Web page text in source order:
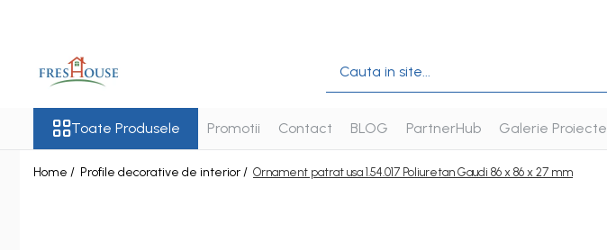
Toate Produsele
Ancadramente Fereastra
Solbancuri Fereastra
Brâuri de exterior
Toate Produsele Promotii Contact BLOG PartnerHub Galerie Proiecte
Home / Profile decorative de interior / Ornament patrat usa 1.54.017 Poliuretan Gaudi 86 x 86 x 27 mm